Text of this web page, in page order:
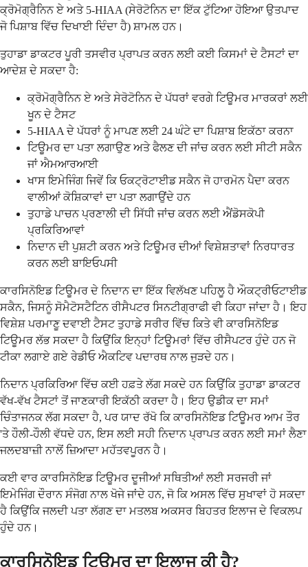
ਕ੍ਰੋਮੋਗ੍ਰੈਨਿਨ ਏ ਅਤੇ 5-HIAA (ਸੇਰੋਟੋਨਿਨ ਦਾ ਇੱਕ ਟੁੱਟਿਆ ਹੋਇਆ ਉਤਪਾਦ
ਜੋ ਪਿਸ਼ਾਬ ਵਿੱਚ ਦਿਖਾਈ ਦਿੰਦਾ ਹੈ) ਸ਼ਾਮਲ ਹਨ।
ਤੁਹਾਡਾ ਡਾਕਟਰ ਪੂਰੀ ਤਸਵੀਰ ਪ੍ਰਾਪਤ ਕਰਨ ਲਈ ਕਈ ਕਿਸਮਾਂ ਦੇ ਟੈਸਟਾਂ ਦਾ
ਆਦੇਸ਼ ਦੇ ਸਕਦਾ ਹੈ:
ਕ੍ਰੋਮੋਗ੍ਰੈਨਿਨ ਏ ਅਤੇ ਸੇਰੋਟੋਨਿਨ ਦੇ ਪੱਧਰਾਂ ਵਰਗੇ ਟਿਊਮਰ ਮਾਰਕਰਾਂ ਲਈ
ਖੂਨ ਦੇ ਟੈਸਟ
5-HIAA ਦੇ ਪੱਧਰਾਂ ਨੂੰ ਮਾਪਣ ਲਈ 24 ਘੰਟੇ ਦਾ ਪਿਸ਼ਾਬ ਇਕੱਠਾ ਕਰਨਾ
ਟਿਊਮਰ ਦਾ ਪਤਾ ਲਗਾਉਣ ਅਤੇ ਫੈਲਣ ਦੀ ਜਾਂਚ ਕਰਨ ਲਈ ਸੀਟੀ ਸਕੈਨ
ਜਾਂ ਐਮਆਰਆਈ
ਖਾਸ ਇਮੇਜਿੰਗ ਜਿਵੇਂ ਕਿ ਓਕਟ੍ਰੋਟਾਈਡ ਸਕੈਨ ਜੋ ਹਾਰਮੋਨ ਪੈਦਾ ਕਰਨ
ਵਾਲੀਆਂ ਕੋਸ਼ਿਕਾਵਾਂ ਦਾ ਪਤਾ ਲਗਾਉਂਦੇ ਹਨ
ਤੁਹਾਡੇ ਪਾਚਨ ਪ੍ਰਣਾਲੀ ਦੀ ਸਿੱਧੀ ਜਾਂਚ ਕਰਨ ਲਈ ਐਂਡੋਸਕੋਪੀ
ਪ੍ਰਕਿਰਿਆਵਾਂ
ਨਿਦਾਨ ਦੀ ਪੁਸ਼ਟੀ ਕਰਨ ਅਤੇ ਟਿਊਮਰ ਦੀਆਂ ਵਿਸ਼ੇਸ਼ਤਾਵਾਂ ਨਿਰਧਾਰਤ
ਕਰਨ ਲਈ ਬਾਇਓਪਸੀ
ਕਾਰਸਿਨੋਇਡ ਟਿਊਮਰ ਦੇ ਨਿਦਾਨ ਦਾ ਇੱਕ ਵਿਲੱਖਣ ਪਹਿਲੂ ਹੈ ਔਕਟ੍ਰੀਓਟਾਈਡ
ਸਕੈਨ, ਜਿਸਨੂੰ ਸੋਮੈਟੋਸਟੈਟਿਨ ਰੀਸੈਪਟਰ ਸਿਨਟੀਗ੍ਰਾਫੀ ਵੀ ਕਿਹਾ ਜਾਂਦਾ ਹੈ। ਇਹ
ਵਿਸ਼ੇਸ਼ ਪਰਮਾਣੂ ਦਵਾਈ ਟੈਸਟ ਤੁਹਾਡੇ ਸਰੀਰ ਵਿੱਚ ਕਿਤੇ ਵੀ ਕਾਰਸਿਨੋਇਡ
ਟਿਊਮਰ ਲੱਭ ਸਕਦਾ ਹੈ ਕਿਉਂਕਿ ਇਨ੍ਹਾਂ ਟਿਊਮਰਾਂ ਵਿੱਚ ਰੀਸੈਪਟਰ ਹੁੰਦੇ ਹਨ ਜੋ
ਟੀਕਾ ਲਗਾਏ ਗਏ ਰੇਡੀਓ ਐਕਟਿਵ ਪਦਾਰਥ ਨਾਲ ਜੁੜਦੇ ਹਨ।
ਨਿਦਾਨ ਪ੍ਰਕਿਰਿਆ ਵਿੱਚ ਕਈ ਹਫ਼ਤੇ ਲੱਗ ਸਕਦੇ ਹਨ ਕਿਉਂਕਿ ਤੁਹਾਡਾ ਡਾਕਟਰ
ਵੱਖ-ਵੱਖ ਟੈਸਟਾਂ ਤੋਂ ਜਾਣਕਾਰੀ ਇਕੱਠੀ ਕਰਦਾ ਹੈ। ਇਹ ਉਡੀਕ ਦਾ ਸਮਾਂ
ਚਿੰਤਾਜਨਕ ਲੱਗ ਸਕਦਾ ਹੈ, ਪਰ ਯਾਦ ਰੱਖੋ ਕਿ ਕਾਰਸਿਨੋਇਡ ਟਿਊਮਰ ਆਮ ਤੌਰ
'ਤੇ ਹੌਲੀ-ਹੌਲੀ ਵੱਧਦੇ ਹਨ, ਇਸ ਲਈ ਸਹੀ ਨਿਦਾਨ ਪ੍ਰਾਪਤ ਕਰਨ ਲਈ ਸਮਾਂ ਲੈਣਾ
ਜਲਦਬਾਜ਼ੀ ਨਾਲੋਂ ਜ਼ਿਆਦਾ ਮਹੱਤਵਪੂਰਨ ਹੈ।
ਕਈ ਵਾਰ ਕਾਰਸਿਨੋਇਡ ਟਿਊਮਰ ਦੂਜੀਆਂ ਸਥਿਤੀਆਂ ਲਈ ਸਰਜਰੀ ਜਾਂ
ਇਮੇਜਿੰਗ ਦੌਰਾਨ ਸੰਜੋਗ ਨਾਲ ਖੋਜੇ ਜਾਂਦੇ ਹਨ, ਜੋ ਕਿ ਅਸਲ ਵਿੱਚ ਸੁਖਾਵਾਂ ਹੋ ਸਕਦਾ
ਹੈ ਕਿਉਂਕਿ ਜਲਦੀ ਪਤਾ ਲੱਗਣ ਦਾ ਮਤਲਬ ਅਕਸਰ ਬਿਹਤਰ ਇਲਾਜ ਦੇ ਵਿਕਲਪ
ਹੁੰਦੇ ਹਨ।
ਕਾਰਸਿਨੋਇਡ ਟਿਊਮਰ ਦਾ ਇਲਾਜ ਕੀ ਹੈ?